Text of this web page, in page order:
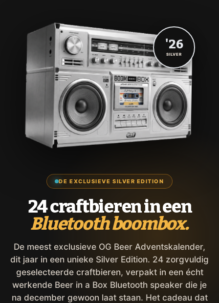
DE EXCLUSIEVE SILVER EDITION
24 craftbieren in een
Bluetooth boombox.
De meest exclusieve OG Beer Adventskalender,
dit jaar in een unieke Silver Edition. 24 zorgvuldig
geselecteerde craftbieren, verpakt in een écht
werkende Beer in a Box Bluetooth speaker die je
na december gewoon laat staan. Het cadeau dat
'26
SILVER